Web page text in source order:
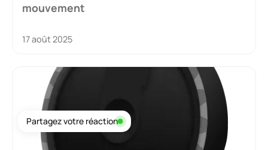
mouvement
17 août 2025
Partagez votre réaction